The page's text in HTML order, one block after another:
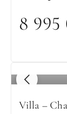
8 995
1 / 8
Villa –